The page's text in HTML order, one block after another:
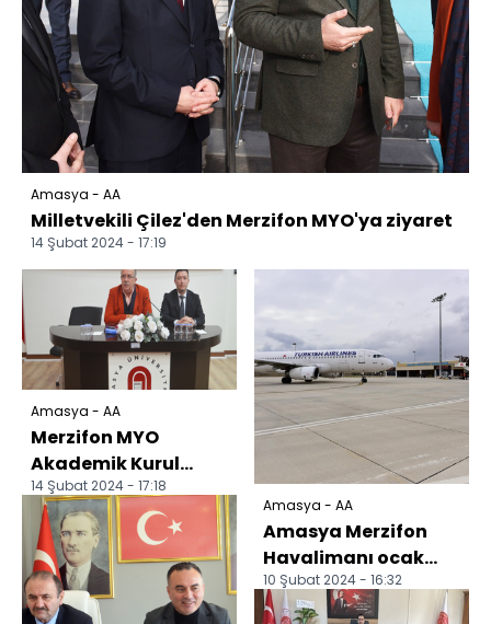
Amasya - AA
Milletvekili Çilez'den Merzifon MYO'ya ziyaret
14 Şubat 2024 - 17:19
Amasya - AA
Merzifon MYO
Akademik Kurul
Toplantısı yapıldı
14 Şubat 2024 - 17:18
Amasya - AA
Amasya Merzifon
Havalimanı ocak
ayında 12 bin 842
yolcu ağırladı
10 Şubat 2024 - 16:32